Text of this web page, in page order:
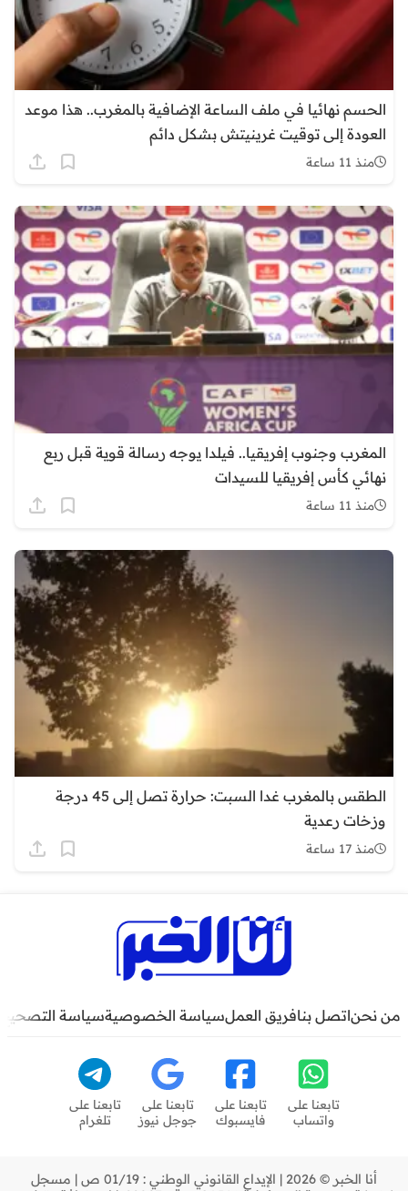
الحسم نهائيا في ملف الساعة الإضافية بالمغرب.. هذا موعد
العودة إلى توقيت غرينيتش بشكل دائم
منذ 11 ساعة
المغرب وجنوب إفريقيا.. فيلدا يوجه رسالة قوية قبل ربع
نهائي كأس إفريقيا للسيدات
منذ 11 ساعة
الطقس بالمغرب غدا السبت: حرارة تصل إلى 45 درجة
وزخات رعدية
منذ 17 ساعة
من نحناتصل بنافريق العملسياسة الخصوصيةسياسة التصحيح
تابعنا على
واتساب
تابعنا على
فايسبوك
تابعنا على
جوجل نيوز
تابعنا على
تلغرام
أنا الخبر © 2026 | الإيداع القانوني الوطني : 01/19 ص | مسجل